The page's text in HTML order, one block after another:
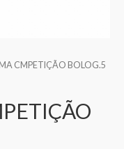
CMPETIÇÃO BOLOG.5